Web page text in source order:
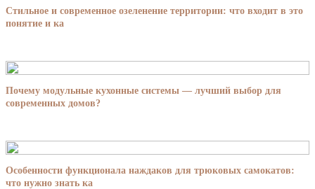
Стильное и современное озеленение территории: что входит в это
понятие и ка
Почему модульные кухонные системы — лучший выбор для
современных домов?
Особенности функционала наждаков для трюковых самокатов:
что нужно знать ка